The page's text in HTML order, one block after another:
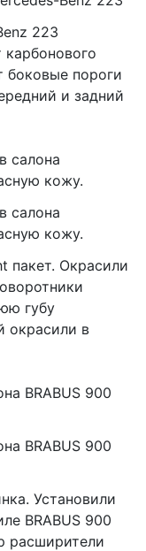
223
карбонового
боковые пороги
и задний
салона
кожу.
салона
кожу.
пакет. Окрасили
губу
окрасили в
BRABUS 900
BRABUS 900
Установили
BRABUS 900
расширители